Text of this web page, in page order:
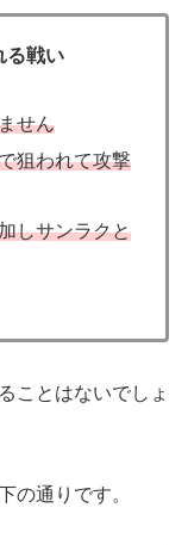
る戦い
せん
狙われて攻撃
しサンラクと
ことはないでしょ
の通りです。